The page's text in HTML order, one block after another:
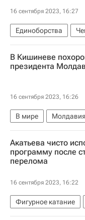
16 сентября 2023, 16:27
Единоборства
В Кишиневе
президента
16 сентября 2023, 16:26
В мире Молдавия
Игорь Додон
Акатьева чисто
программу после
перелома
16 сентября 2023, 16:22
Фигурное катание